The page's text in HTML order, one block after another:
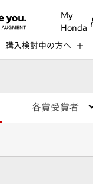
My
Honda
購入検討中の方へ
各賞受賞者